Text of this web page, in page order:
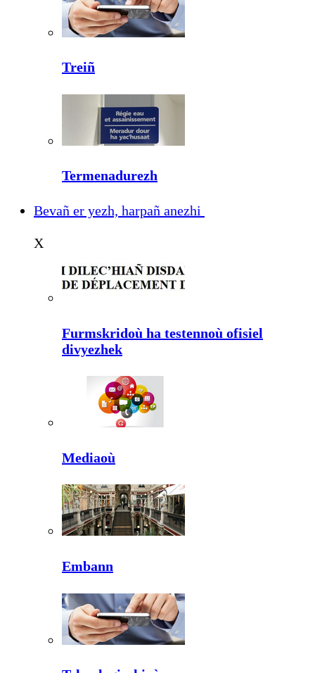
Treiñ
Termenadurezh
Bevañ er yezh, harpañ anezhi
X
Furmskridoù ha testennoù ofisiel
divyezhek
Mediaoù
Embann